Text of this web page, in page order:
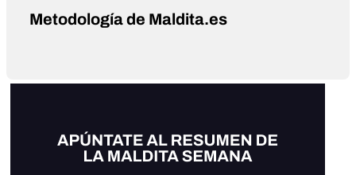
Metodología de Maldita.es